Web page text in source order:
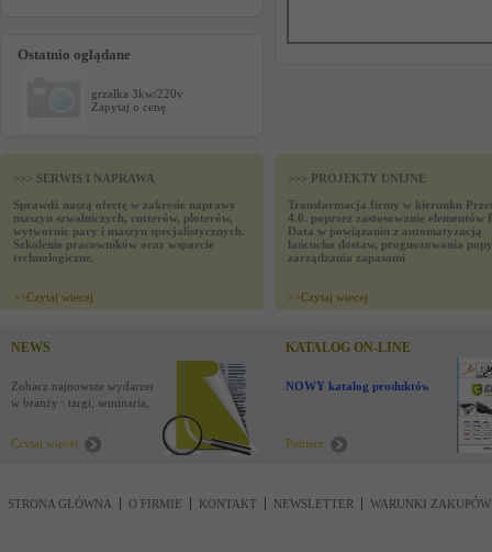
Ostatnio oglądane
grzałka 3kw/220v
Zapytaj o cenę
>>> SERWIS I NAPRAWA
Sprawdź naszą ofertę w zakresie naprawy
maszyn szwalniczych, cutterów, ploterów,
wytwornic pary i maszyn specjalistycznych.
Szkolenie pracowników oraz wsparcie
technologiczne.
>>Czytaj wiecej
>>> PROJEKTY UNIJNE
Transformacja firmy w kierunku
4.0. poprzez zastosowanie elementów
Data w powiązaniu z automatyzacją
łańcucha dostaw, prognozowania
zarządzania zapasami
>>Czytaj wiecej
NEWS
Zobacz najnowsze wydarzenia
w branży : targi, seminaria,
Czytaj więcej
KATALOG ON-LINE
NOWY katalog produktów !
Pobierz
STRONA GŁÓWNA O FIRMIE KONTAKT NEWSLETTER WARUNKI ZAKUPÓW